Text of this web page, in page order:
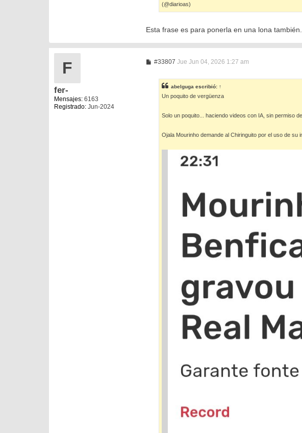
(@diarioas)
Esta frase es para ponerla en una lona también.
F
fer-
Mensajes: 6163
Registrado: Jun-2024
#33807M
a
j
Jue Jun 04, 2026 1:27 am
abelguga escribió: ↑
Un poquito de vergüenza
Solo un poquito... haciendo videos con IA, sin permiso
Ojala Mourinho demande al Chiringuito por el uso de su